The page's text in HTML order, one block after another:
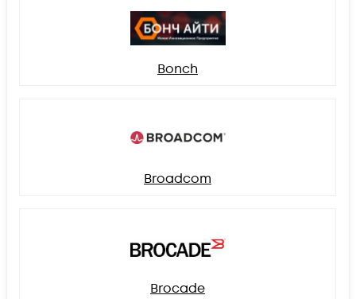
Bonch
Broadcom
Brocade